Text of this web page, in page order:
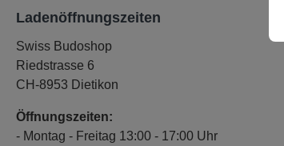
Ladenöffnungszeiten
Swiss Budoshop
Riedstrasse 6
CH-8953 Dietikon
Öffnungszeiten:
- Montag - Freitag 13:00 - 17:00 Uhr